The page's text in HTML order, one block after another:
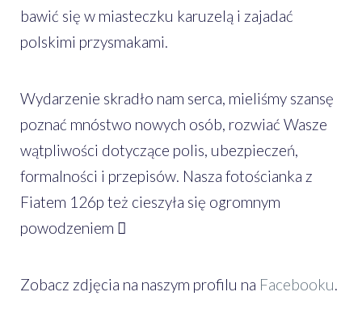
bawić się w miasteczku karuzelą i zajadać
polskimi przysmakami.
Wydarzenie skradło nam serca, mieliśmy szansę
poznać mnóstwo nowych osób, rozwiać Wasze
wątpliwości dotyczące polis, ubezpieczeń,
formalności i przepisów. Nasza fotościanka z
Fiatem 126p też cieszyła się ogromnym
powodzeniem 
Zobacz zdjęcia na naszym profilu na Facebooku.